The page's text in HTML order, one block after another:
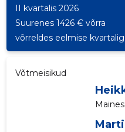
II kvartalis 2026
Suurenes 1426 € võrra
võrreldes eelmise
Võtmeisikud